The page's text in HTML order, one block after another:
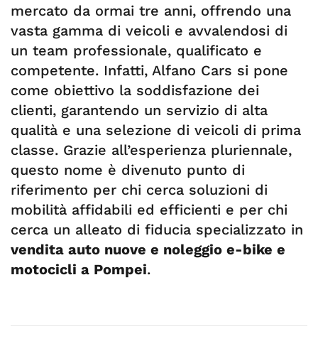
mercato da ormai tre anni, offrendo una
vasta gamma di veicoli e avvalendosi di
un team professionale, qualificato e
competente. Infatti, Alfano Cars si pone
come obiettivo la soddisfazione dei
clienti, garantendo un servizio di alta
qualità e una selezione di veicoli di prima
classe. Grazie all’esperienza pluriennale,
questo nome è divenuto punto di
riferimento per chi cerca soluzioni di
mobilità affidabili ed efficienti e per chi
cerca un alleato di fiducia specializzato in
vendita auto nuove e noleggio e-bike e
motocicli a Pompei.